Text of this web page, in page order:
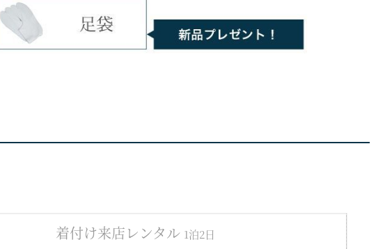
着付け来店レンタル 1泊2日